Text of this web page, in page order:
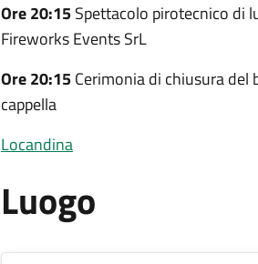
Ore 20:15Spettacolo pirotecnico di
Fireworks Events SrL
Ore 20:15Cerimonia di chiusura del
cappella
Locandina
Luogo